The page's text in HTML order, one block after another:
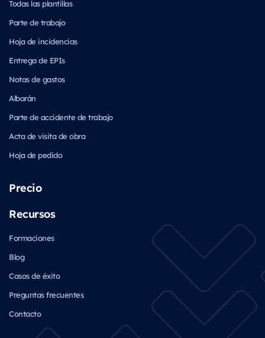
Todas las plantillas
Parte de trabajo
Hoja de incidencias
Entrega de EPIs
Notas de gastos
Albarán
Parte de accidente de trabajo
Acta de visita de obra
Hoja de pedido
Precio
Recursos
Formaciones
Blog
Casos de éxito
Preguntas frecuentes
Contacto